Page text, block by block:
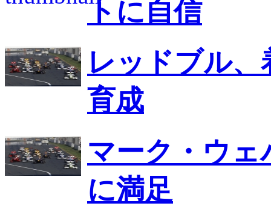
トに自信
レッドブル
育成
マーク・ウェ
に満足